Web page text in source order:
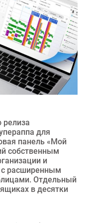
для
панель «Мой
собственным
и
с расширенным
Отдельный
в десятки